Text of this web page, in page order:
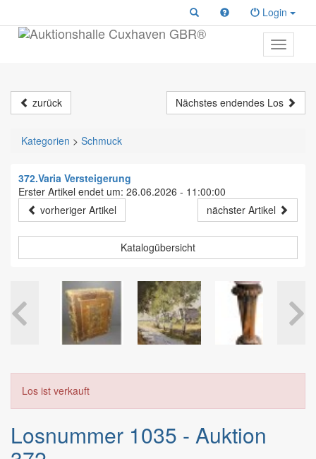
Login
Toggle
primary
zurück Nächstes endendes Los
Kategorien > Schmuck
372.Varia Versteigerung
Erster Artikel endet um: 26.06.2026 - 11:00:00
vorheriger Artikel
nächster Artikel
Katalogübersicht
Los ist verkauft
Losnummer 1035 - Auktion